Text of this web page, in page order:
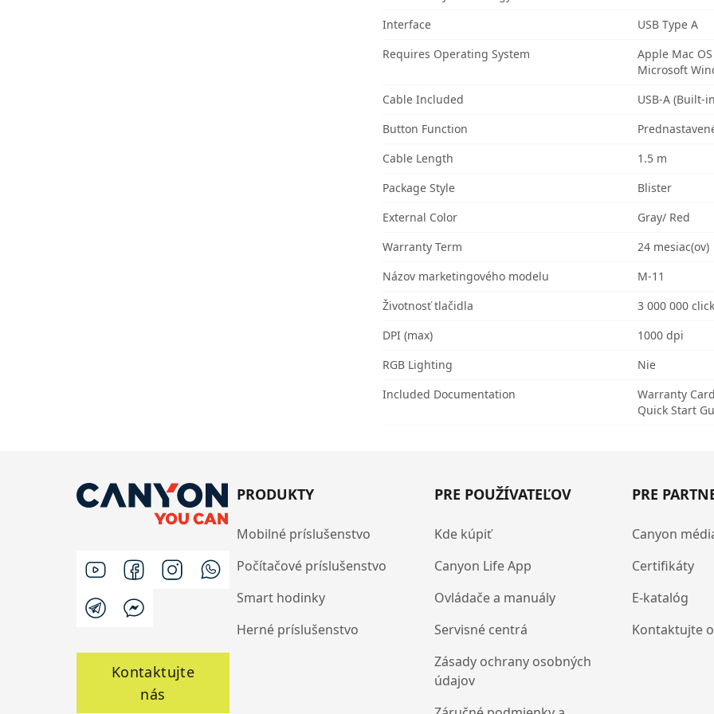
Interface
USB Type A
Requires Operating System
Apple Mac OS
Microsoft
Cable Included
USB-A (Built-
Button Function
Cable Length
1.5 m
Package Style
Blister
External Color
Gray/ Red
Warranty Term
24 mesiac(ov)
Názov marketingového modelu
M-11
Životnosť tlačidla
3 000 000
DPI (max)
1000 dpi
RGB Lighting
Nie
Included Documentation
Warranty Card
Quick Start
Kontaktujte
nás
PRODUKTY
Mobilné príslušenstvo
Počítačové príslušenstvo
Smart hodinky
Herné príslušenstvo
PRE POUŽÍVATEĽOV
Kde kúpiť
Canyon Life App
Ovládače a manuály
Servisné centrá
Zásady ochrany osobných
údajov
PRE
Canyon
Certifikáty
E-katalóg
Kontaktujte